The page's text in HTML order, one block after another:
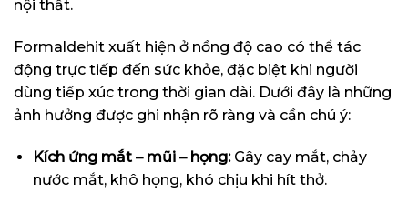
nội thất.
Formaldehit xuất hiện ở nồng độ cao có thể tác
động trực tiếp đến sức khỏe, đặc biệt khi người
dùng tiếp xúc trong thời gian dài. Dưới đây là những
ảnh hưởng được ghi nhận rõ ràng và cần chú ý:
Kích ứng mắt – mũi – họng:Gây cay mắt, chảy
nước mắt, khô họng, khó chịu khi hít thở.